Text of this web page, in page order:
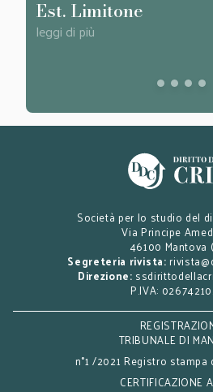
Est. Limitone
leggi di più
Società per lo studio del
Via Principe
46100 Mantova
Segreteria rivista:
Direzione:
P.IVA:
TRIBUNALE DI
n°1 /2021 Registro
CERTIFICAZIONE